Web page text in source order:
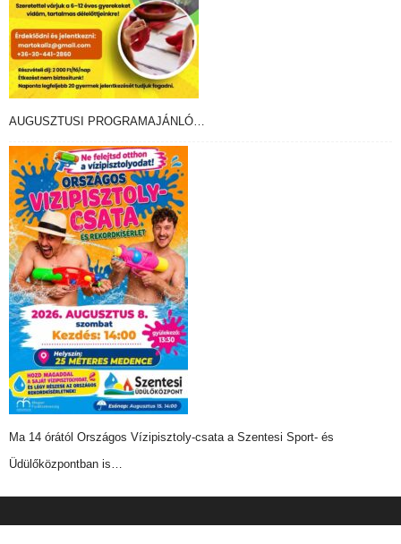
AUGUSZTUSI PROGRAMAJÁNLÓ…
Ma 14 órától Országos Vízipisztoly-csata a Szentesi Sport- és
Üdülőközpontban is…